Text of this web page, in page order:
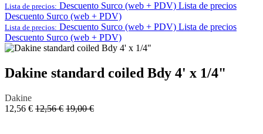
Lista de precios: Descuento Surco (web + PDV) Lista de precios
Descuento Surco (web + PDV)
Lista de precios: Descuento Surco (web + PDV) Lista de precios
Descuento Surco (web + PDV)
Dakine standard coiled Bdy 4' x 1/4"
Dakine
12,56 € 12,56€ 19,00€